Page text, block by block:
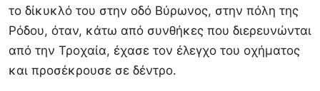
το δίκυκλό του στην οδό Βύρωνος, στην πόλη της
Ρόδου, όταν, κάτω από συνθήκες που διερευνώνται
από την Τροχαία, έχασε τον έλεγχο του οχήματος
και προσέκρουσε σε δέντρο.